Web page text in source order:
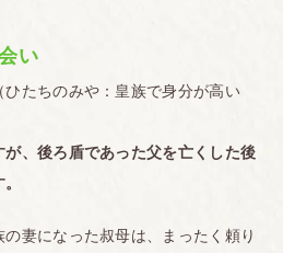
い
たちのみや：皇族で身分が高い
、後ろ盾であった父を亡くした後
妻になった叔母は、まったく頼り